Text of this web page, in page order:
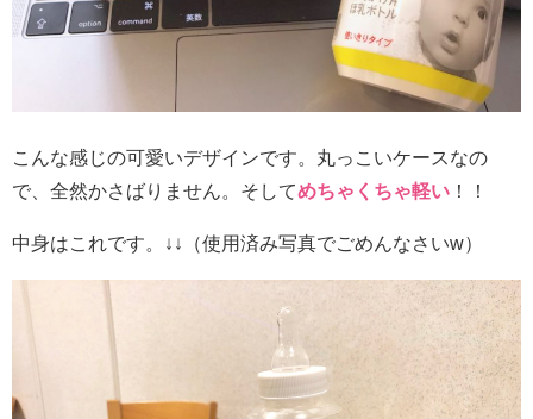
こんな感じの可愛いデザインです。丸っこいケースなの
で、全然かさばりません。そしてめちゃくちゃ軽い ！！
中身はこれです。↓↓（使用済み写真でごめんなさいw）